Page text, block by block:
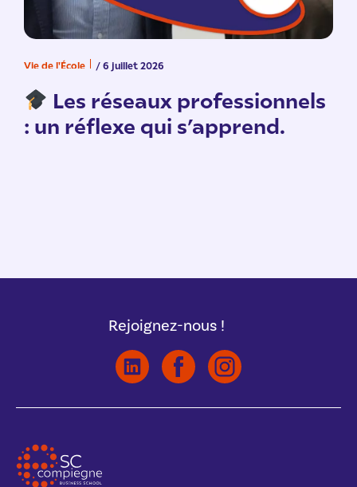
Vie de l'École / 6 juillet 2026
Les réseaux professionnels
: un réflexe qui s’apprend.
Rejoignez-nous !